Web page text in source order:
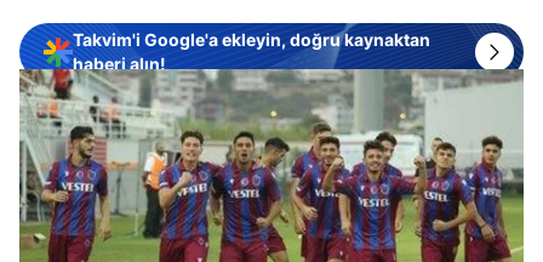
Takvim'i Google'a ekleyin, doğru kaynaktan
haberi alın!